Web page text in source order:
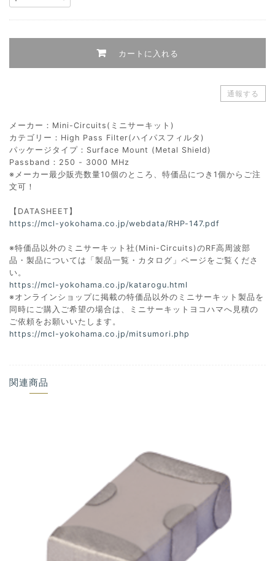
カートに入れる
通報する
メーカー：Mini-Circuits(ミニサーキット)
カテゴリー：High Pass Filter(ハイパスフィルタ)
パッケージタイプ：Surface Mount (Metal Shield)
Passband：250 - 3000 MHz
※メーカー最少販売数量10個のところ、特価品につき1個からご注
文可！
【DATASHEET】
https://mcl-yokohama.co.jp/webdata/RHP-147.pdf
※特価品以外のミニサーキット社(Mini-Circuits)のRF高周波部
品・製品については「製品一覧・カタログ」ページをご覧くださ
い。
https://mcl-yokohama.co.jp/katarogu.html
※オンラインショップに掲載の特価品以外のミニサーキット製品を
同時にご購入ご希望の場合は、ミニサーキットヨコハマへ見積の
ご依頼をお願いいたします。
https://mcl-yokohama.co.jp/mitsumori.php
関連商品